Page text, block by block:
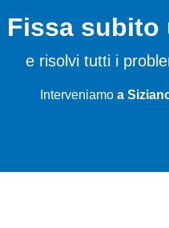
Fissa subito
e risolvi tutti i
Interveniamo a